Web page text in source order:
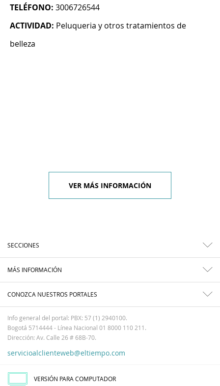
TELÉFONO: 3006726544
ACTIVIDAD: Peluqueria y otros tratamientos de
belleza
VER MÁS INFORMACIÓN
SECCIONES
MÁS INFORMACIÓN
CONOZCA NUESTROS PORTALES
Info general del portal: PBX: 57 (1) 2940100.
Bogotá 5714444 - Línea Nacional 01 8000 110 211.
Dirección: Av. Calle 26 # 68B-70.
servicioalclienteweb@eltiempo.com
VERSIÓN PARA COMPUTADOR